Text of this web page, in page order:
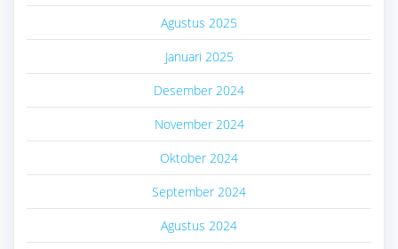
Agustus 2025
Januari 2025
Desember 2024
November 2024
Oktober 2024
September 2024
Agustus 2024